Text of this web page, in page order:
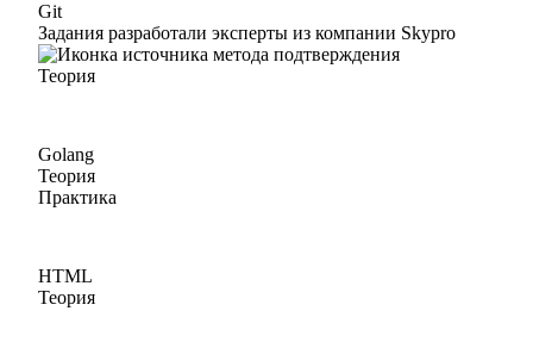
Git
Задания разработали эксперты из компании Skypro
Теория
Golang
Теория
Практика
HTML
Теория